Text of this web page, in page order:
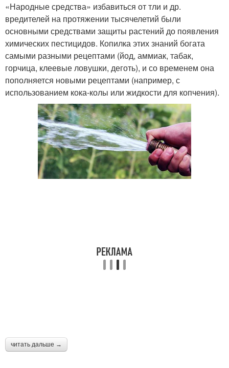
«Народные средства» избавиться от тли и др.
вредителей на протяжении тысячелетий были
основными средствами защиты растений до появления
химических пестицидов. Копилка этих знаний богата
самыми разными рецептами (йод, аммиак, табак,
горчица, клеевые ловушки, деготь), и со временем она
пополняется новыми рецептами (например, с
использованием кока-колы или жидкости для копчения).
читать дальше →